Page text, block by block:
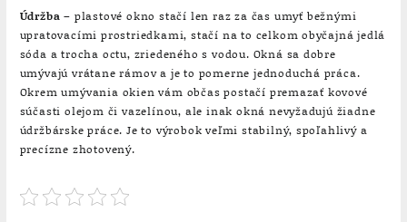
Údržba – plastové okno stačí len raz za čas umyť bežnými
upratovacími prostriedkami, stačí na to celkom obyčajná jedlá
sóda a trocha octu, zriedeného s vodou. Okná sa dobre
umývajú vrátane rámov a je to pomerne jednoduchá práca.
Okrem umývania okien vám občas postačí premazať kovové
súčasti olejom či vazelínou, ale inak okná nevyžadujú žiadne
údržbárske práce. Je to výrobok veľmi stabilný, spoľahlivý a
precízne zhotovený.